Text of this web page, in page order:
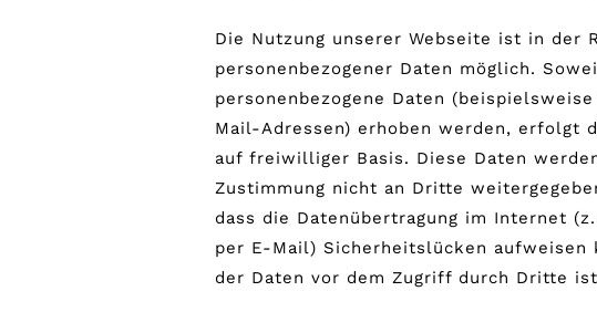
Die Nutzung unserer Webseite ist in der
personenbezogener Daten möglich.
personenbezogene Daten
Mail-Adressen) erhoben werden, erfolgt
auf freiwilliger Basis. Diese Daten
Zustimmung nicht an Dritte
dass die Datenübertragung im Internet
per E-Mail) Sicherheitslücken aufweisen
der Daten vor dem Zugriff durch Dritte